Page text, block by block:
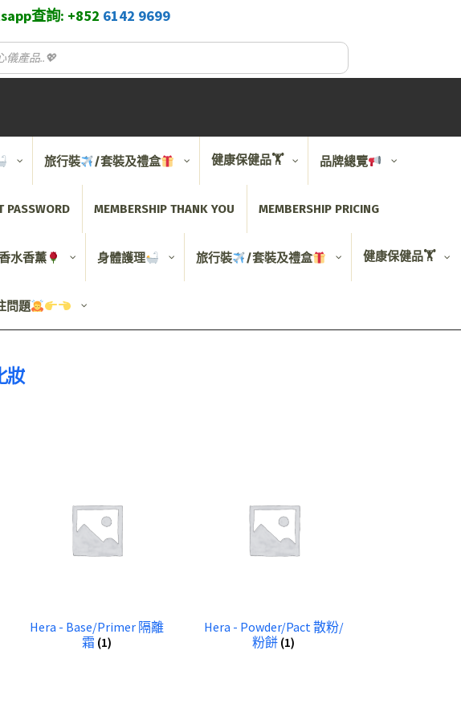
查詢: +852 6142 9699
旅行裝 /套裝及禮盒 健康保健品🏋️ 品牌總覽
PASSWORD MEMBERSHIP THANK YOU MEMBERSHIP PRICING
水香薰 身體護理 旅行裝 /套裝及禮盒 健康保健品🏋️
問題
妝
Hera - Base/Primer 隔離
霜 (1)
Hera - Powder/Pact 散粉/
粉餅 (1)